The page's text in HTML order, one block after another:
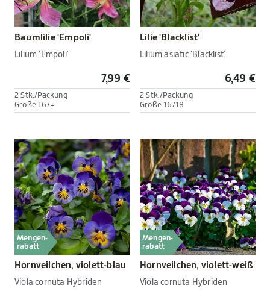
Baumlilie 'Empoli'
Lilium 'Empoli'
7,99 €
2 Stk./Packung
Größe 16/+
Lilie 'Blacklist'
Lilium asiatic 'Blacklist'
6,49 €
2 Stk./Packung
Größe 16/18
Mengen-
rabatt
Hornveilchen, violett-blau
Viola cornuta Hybriden
Mengen-
rabatt
Hornveilchen, violett-weiß
Viola cornuta Hybriden